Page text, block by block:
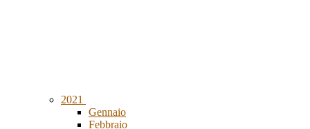
2021
Gennaio
Febbraio